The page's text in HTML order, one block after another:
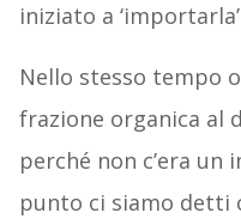
iniziato a
Nello stesso tempo
frazione organica al
perché non c’era un
punto ci siamo detti